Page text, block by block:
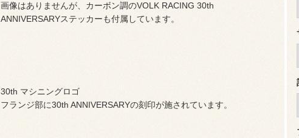
画像はありませんが、カーボン調のVOLK RACING 30th
ANNIVERSARYステッカーも付属しています。
30th マシニングロゴ
フランジ部に30th ANNIVERSARYの刻印が施されています。